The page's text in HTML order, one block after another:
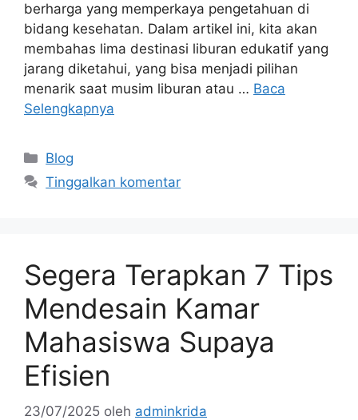
berharga yang memperkaya pengetahuan di
bidang kesehatan. Dalam artikel ini, kita akan
membahas lima destinasi liburan edukatif yang
jarang diketahui, yang bisa menjadi pilihan
menarik saat musim liburan atau … Baca
Selengkapnya
Kategori
Blog
Tinggalkan komentar
Segera Terapkan 7 Tips
Mendesain Kamar
Mahasiswa Supaya
Efisien
23/07/2025 oleh adminkrida